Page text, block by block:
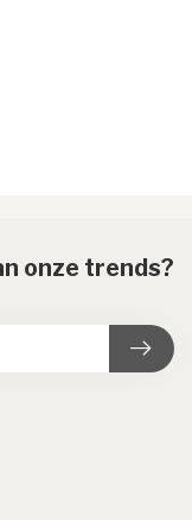
onze trends?